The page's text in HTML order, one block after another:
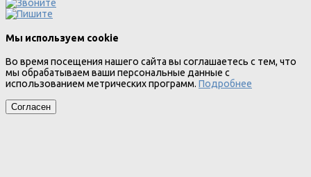
Мы используем cookie
Во время посещения нашего сайта вы соглашаетесь с тем, что
мы обрабатываем ваши персональные данные с
использованием метрических программ. Подробнее
Согласен